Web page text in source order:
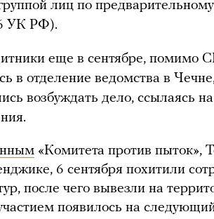
лиц по
УК РФ).
еще в сентябре, помимо
в отделение ведомства в
возбуждать дело, ссылаясь на
«Комитета против пыток»,
6 сентября похитили
после чего вывезли на
появилось на